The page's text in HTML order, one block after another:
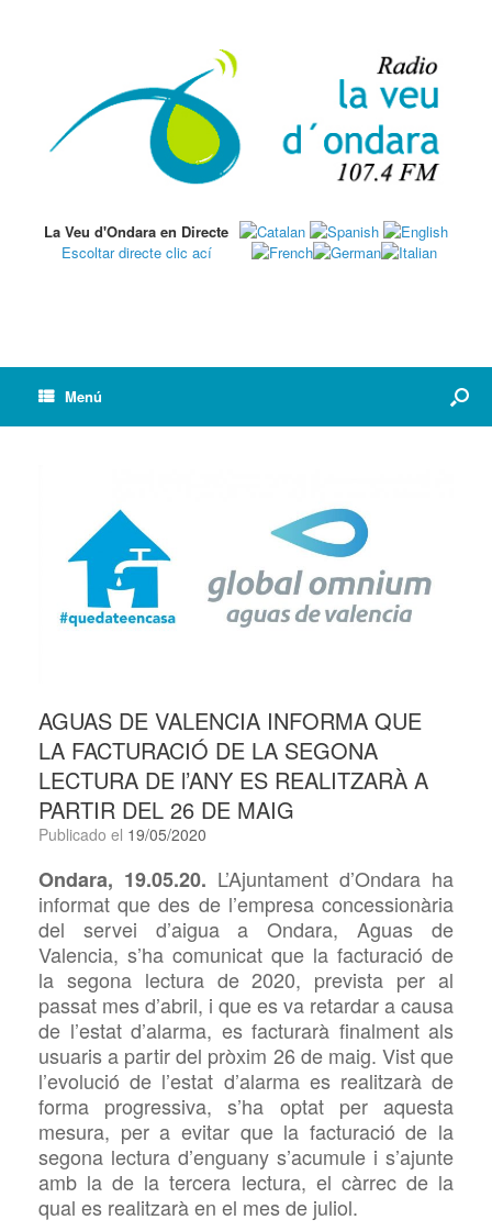
La Veu d'Ondara en Directe
Escoltar directe clic ací
Menú
AGUAS DE VALENCIA INFORMA QUE
LA FACTURACIÓ DE LA SEGONA
LECTURA DE l’ANY ES REALITZARÀ A
PARTIR DEL 26 DE MAIG
Publicado el 19/05/2020
Ondara, 19.05.20. L’Ajuntament d’Ondara ha
informat que des de l’empresa concessionària
del servei d’aigua a Ondara,Aguas de
Valencia, s’ha comunicat que la facturació de
la segona lectura de 2020, prevista per al
passat mes d’abril, i que es va retardar a causa
de l’estat d’alarma, es facturarà finalment als
usuaris a partir del pròxim 26 de maig. Vist que
l’evolució de l’estat d’alarma es realitzarà de
forma progressiva, s’ha optat per aquesta
mesura, per a evitar que la facturació de la
segona lectura d’enguany s’acumule i s’ajunte
amb la de la tercera lectura, el càrrec de la
qual es realitzarà en el mes de juliol.